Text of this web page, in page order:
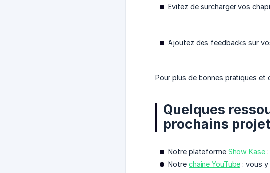
Evitez de surcharger vos
Ajoutez des feedbacks sur
Pour plus de bonnes pratiques et
Quelques
prochains
Notre plateforme Show Kase
Notre chaîne YouTube : vous y